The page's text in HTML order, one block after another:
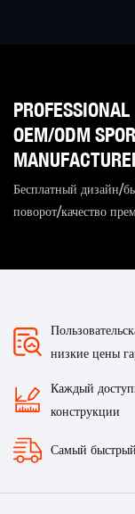
PROFESSIONAL
OEM/ODM
Бесплатный дизайн/
поворот/качество
низкие цены
Каждый
конструкции
Самый